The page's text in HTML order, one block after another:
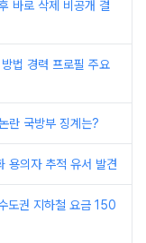
바로 삭제 비공개 결
법 경력 프로필 주요
란 국방부 징계는?
용의자 추적 유서 발견
도권 지하철 요금 150